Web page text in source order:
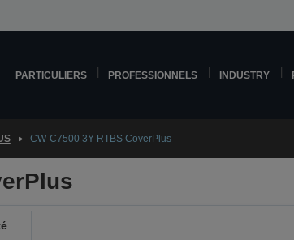
PARTICULIERS PROFESSIONNELS INDUSTRY
CW-C7500 3Y RTBS CoverPlus